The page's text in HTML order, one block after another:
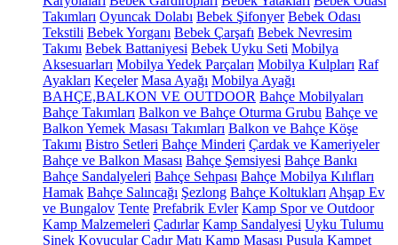
Takımları Oyuncak Dolabı Bebek Şifonyer Bebek Odası
Tekstili Bebek Yorganı Bebek Çarşafı Bebek Nevresim
Takımı Bebek Battaniyesi Bebek Uyku Seti Mobilya
Aksesuarları Mobilya Yedek Parçaları Mobilya Kulpları Raf
Ayakları Keçeler Masa Ayağı Mobilya Ayağı
BAHÇE,BALKON VE OUTDOOR Bahçe Mobilyaları
Bahçe Takımları Balkon ve Bahçe Oturma Grubu Bahçe ve
Balkon Yemek Masası Takımları Balkon ve Bahçe Köşe
Takımı Bistro Setleri Bahçe Minderi Çardak ve Kameriyeler
Bahçe ve Balkon Masası Bahçe Şemsiyesi Bahçe Bankı
Bahçe Sandalyeleri Bahçe Sehpası Bahçe Mobilya Kılıfları
Hamak Bahçe Salıncağı Şezlong Bahçe Koltukları Ahşap Ev
ve Bungalov Tente Prefabrik Evler Kamp Spor ve Outdoor
Kamp Malzemeleri Çadırlar Kamp Sandalyesi Uyku Tulumu
Sinek Kovucular Çadır Matı Kamp Masası Pusula Kampet